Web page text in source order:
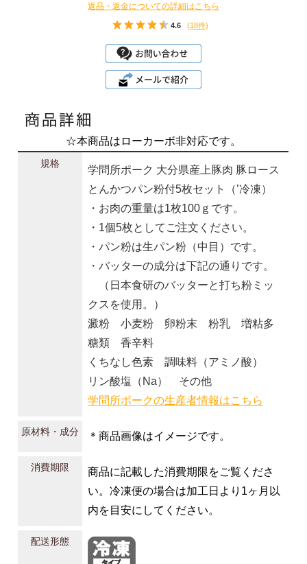
返品・返金についての詳細はこちら
4.6 (18件)
☆本商品はローカーボ非対応です。
規格
学問所ポーク 大分県産上豚肉 豚ロース
とんかつパン粉付5枚セット（’冷凍）
・お肉の重量は1枚100ｇです。
・1個5枚としてご注文ください。
・パン粉は生パン粉（中目）です。
・バッターの成分は下記の通りです。
（日本食研のバッターと打ち粉ミッ
クスを使用。）
澱粉 小麦粉 卵粉末 粉乳 増粘多
糖類 香辛料
くちなし色素 調味料（アミノ酸）
リン酸塩（Na） その他
学問所ポークの生産者情報はこちら
原材料・成分 ＊商品画像はイメージです。
消費期限
商品に記載した消費期限をご覧くださ
い。冷凍便の場合は加工日より1ヶ月以
内を目安にしてください。
配送形態